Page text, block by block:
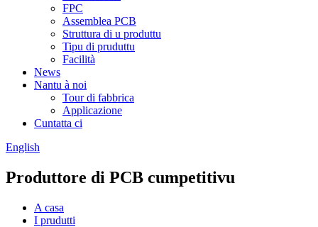
FPC
Assemblea PCB
Struttura di u produttu
Tipu di pruduttu
Facilità
News
Nantu à noi
Tour di fabbrica
Applicazione
Cuntatta ci
English
Produttore di PCB cumpetitivu
A casa
I prudutti